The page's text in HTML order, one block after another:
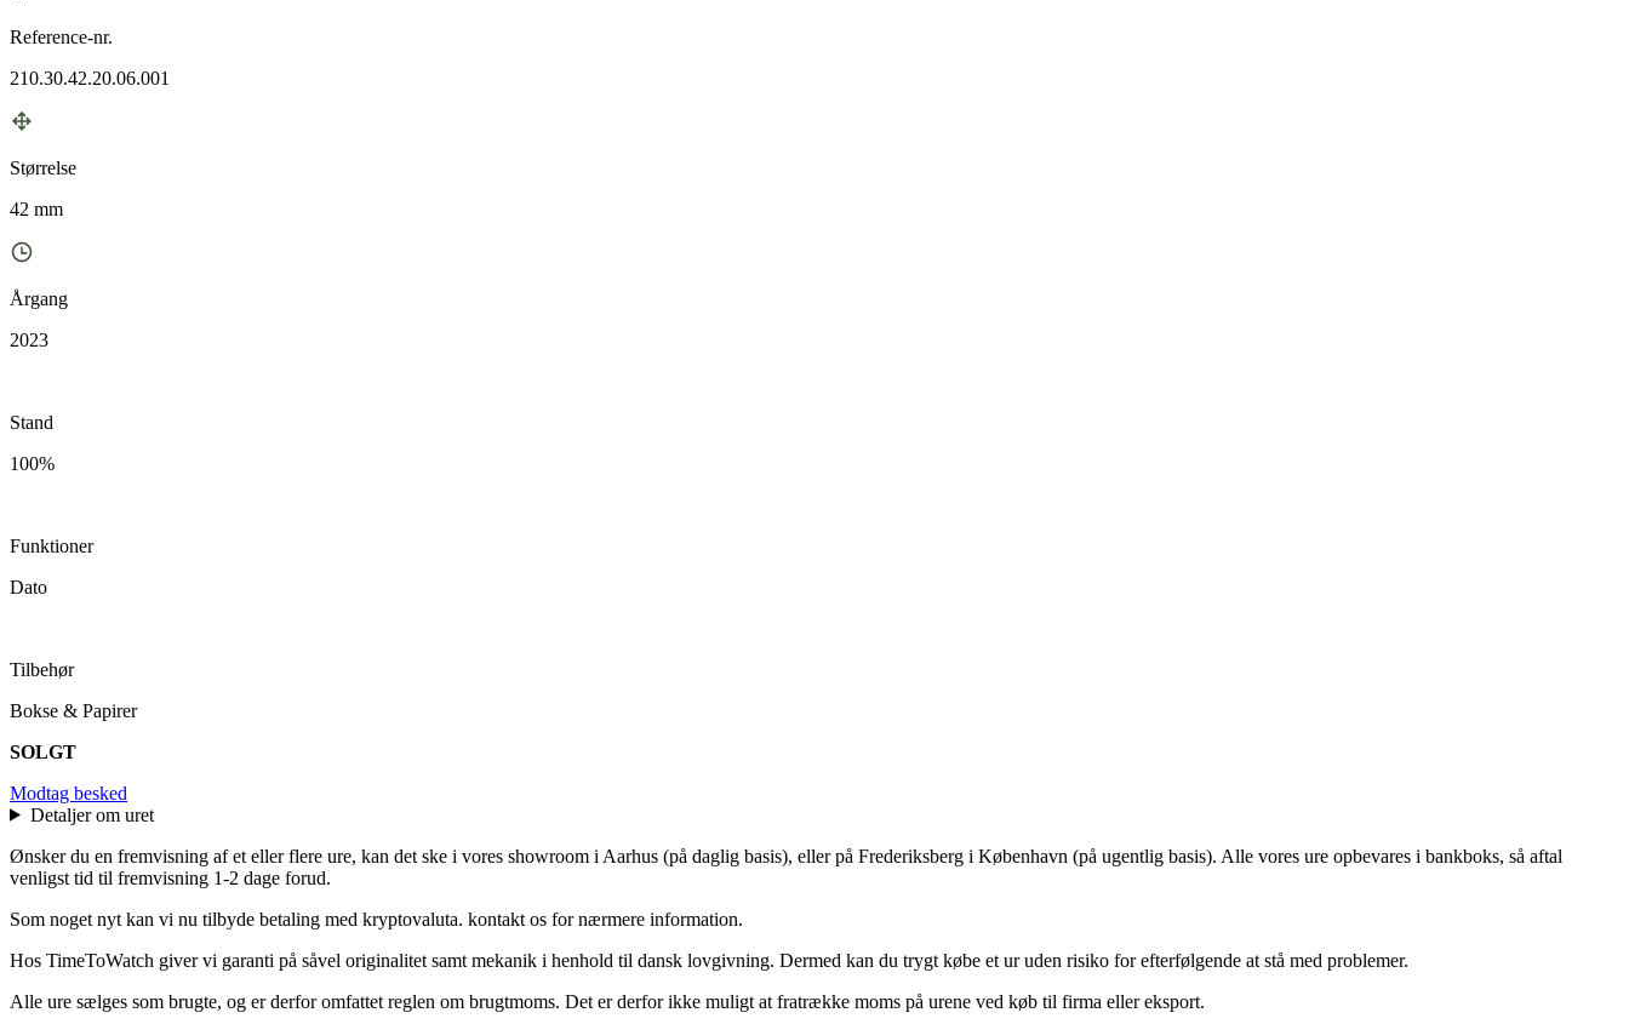
Reference-nr.
210.30.42.20.06.001
Størrelse
42 mm
Årgang
2023
Stand
100%
Funktioner
Dato
Tilbehør
Bokse & Papirer
SOLGT
Modtag besked
Detaljer om uret
Ønsker du en fremvisning af et eller flere ure, kan det ske i vores showroom i Aarhus (på daglig basis), eller på Frederiksberg i København (på ugentlig basis). Alle vores ure opbevares i bankboks, så aftal
venligst tid til fremvisning 1-2 dage forud.
Som noget nyt kan vi nu tilbyde betaling med kryptovaluta. kontakt os for nærmere information.
Hos TimeToWatch giver vi garanti på såvel originalitet samt mekanik i henhold til dansk lovgivning. Dermed kan du trygt købe et ur uden risiko for efterfølgende at stå med problemer.
Alle ure sælges som brugte, og er derfor omfattet reglen om brugtmoms. Det er derfor ikke muligt at fratrække moms på urene ved køb til firma eller eksport.